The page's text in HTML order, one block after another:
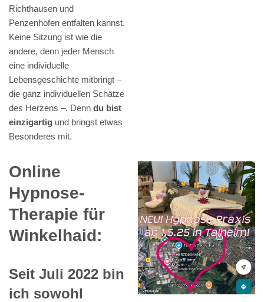
Richthausen und
Penzenhofen entfalten kannst.
Keine Sitzung ist wie die
andere, denn jeder Mensch
eine individuelle
Lebensgeschichte mitbringt –
die ganz individuellen Schätze
des Herzens –. Denn du bist
einzigartig und bringst etwas
Besonderes mit.
Online
Hypnose-
Therapie für
Winkelhaid:
Seit Juli 2022 bin
ich sowohl